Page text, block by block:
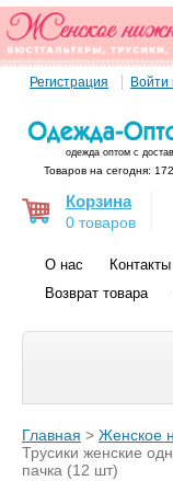
Регистрация Войти
одежда оптом с
Товаров на сегодня:
Корзина
0 товаров
О нас Контакты
Возврат товара
Главная > Женское
Трусики женские
пачка (12 шт)